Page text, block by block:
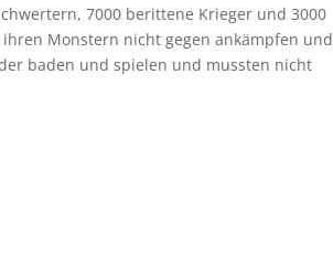
7000 berittene Krieger und 3000
Monstern nicht gegen ankämpfen und
baden und spielen und mussten nicht